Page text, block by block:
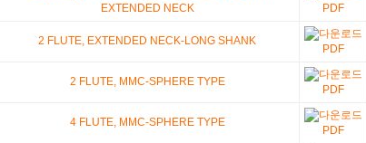
EXTENDED NECK
PDF
2 FLUTE, EXTENDED NECK-LONG SHANK
PDF
2 FLUTE, MMC-SPHERE TYPE
PDF
4 FLUTE, MMC-SPHERE TYPE
PDF